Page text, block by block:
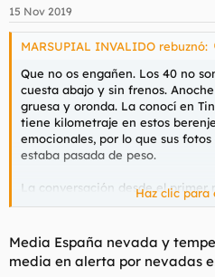
e
s
15 Nov 2019
MARSUPIAL INVALIDO rebuznó:
Que no os engañen. Los 40 no
cuesta abajo y sin frenos.
gruesa y oronda. La conocí en
tiene kilometraje en estos
emocionales, por lo que sus
estaba pasada de peso.
La conversación desde el primer
Era gracioso como lo esquivaba
manatís tienen más fácil follar
que son mujeres que solo las
en la primera cita y fuera. Antes
Haz clic para
Media España nevada y
media en alerta por nevadas